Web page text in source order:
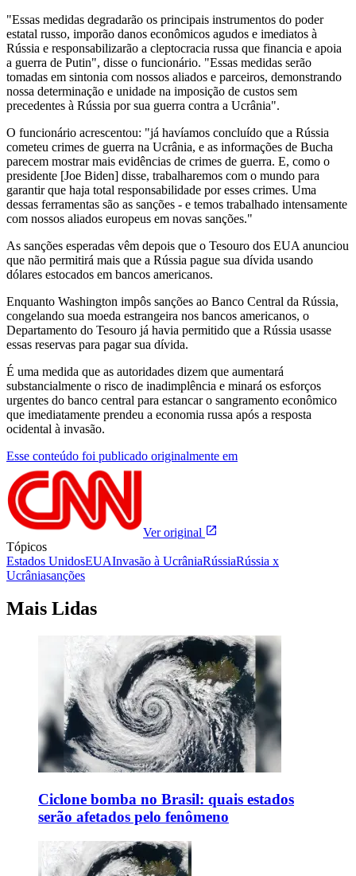
"Essas medidas degradarão os principais instrumentos do poder
estatal russo, imporão danos econômicos agudos e imediatos à
Rússia e responsabilizarão a cleptocracia russa que financia e apoia
a guerra de Putin", disse o funcionário. "Essas medidas serão
tomadas em sintonia com nossos aliados e parceiros, demonstrando
nossa determinação e unidade na imposição de custos sem
precedentes à Rússia por sua guerra contra a Ucrânia".
O funcionário acrescentou: "já havíamos concluído que a Rússia
cometeu crimes de guerra na Ucrânia, e as informações de Bucha
parecem mostrar mais evidências de crimes de guerra. E, como o
presidente [Joe Biden] disse, trabalharemos com o mundo para
garantir que haja total responsabilidade por esses crimes. Uma
dessas ferramentas são as sanções - e temos trabalhado intensamente
com nossos aliados europeus em novas sanções."
As sanções esperadas vêm depois que o Tesouro dos EUA anunciou
que não permitirá mais que a Rússia pague sua dívida usando
dólares estocados em bancos americanos.
Enquanto Washington impôs sanções ao Banco Central da Rússia,
congelando sua moeda estrangeira nos bancos americanos, o
Departamento do Tesouro já havia permitido que a Rússia usasse
essas reservas para pagar sua dívida.
É uma medida que as autoridades dizem que aumentará
substancialmente o risco de inadimplência e minará os esforços
urgentes do banco central para estancar o sangramento econômico
que imediatamente prendeu a economia russa após a resposta
ocidental à invasão.
Esse conteúdo foi publicado originalmente em
Ver original
Tópicos
Estados UnidosEUAInvasão à UcrâniaRússiaRússia x
Ucrâniasanções
Mais Lidas
Ciclone bomba no Brasil: quais estados
serão afetados pelo fenômeno